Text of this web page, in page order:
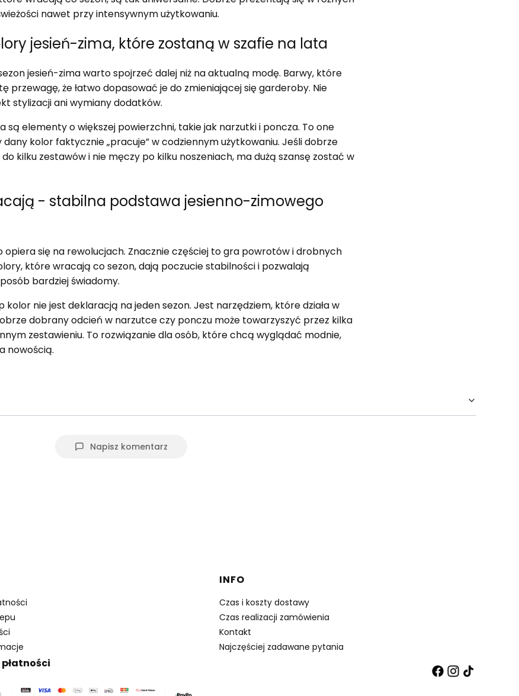
nawet przy intensywnym użytkowaniu.
jesień-zima, które zostaną w szafie na lata
jesień-zima warto spojrzeć dalej niż na aktualną modę. Barwy, które
przewagę, że łatwo dopasować je do zmieniającej się garderoby. Nie
stylizacji ani wymiany dodatków.
są elementy o większej powierzchni, takie jak narzutki i poncza. To one
dany kolor faktycznie „pracuje” w codziennym użytkowaniu. Jeśli dobrze
kilku zestawów i nie męczy po kilku noszeniach, ma dużą szansę zostać w
- stabilna podstawa jesienno-zimowego
opiera się na rewolucjach. Znacznie częściej to gra powrotów i drobnych
które wracają co sezon, dają poczucie stabilności i pozwalają
bardziej świadomy.
kolor nie jest deklaracją na jeden sezon. Jest narzędziem, które działa w
dobrany odcień w narzutce czy ponczu może towarzyszyć przez kilka
zestawieniu. To rozwiązanie dla osób, które chcą wyglądać modnie,
nowością.
Napisz komentarz
INFO
Czas i koszty dostawy
Czas realizacji zamówienia
Kontakt
Najczęściej zadawane pytania